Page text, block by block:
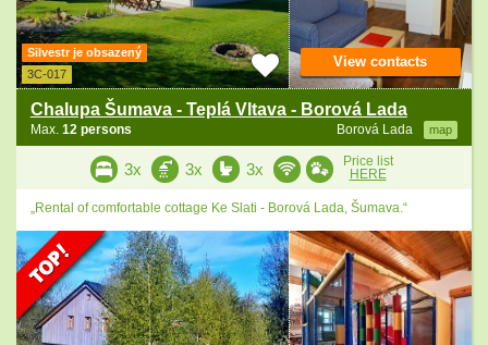
Silvestr je obsazený
3C-017
Chalupa Šumava - Teplá Vltava - Borová Lada
Borová Lada map
Max. 12 persons
View contacts
3x 3x 3x
Price list
HERE
„Rental of comfortable cottage Ke Slati - Borová Lada, Šumava.“